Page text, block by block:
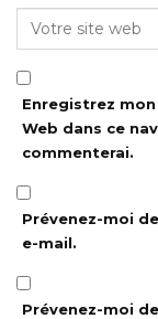
Enregistrez
Web dans ce
commenterai.
Prévenez-moi
e-mail.
Prévenez-moi